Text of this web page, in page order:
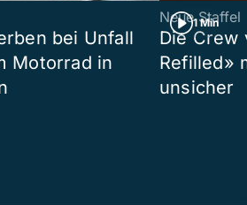
bei Unfall
Motorrad in
1 Min
Neue Staffel
Die Crew
Refilled»
unsicher